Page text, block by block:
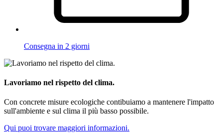
Consegna in 2 giorni
Lavoriamo nel rispetto del clima.
Con concrete misure ecologiche contibuiamo a mantenere l'impatto
sull'ambiente e sul clima il più basso possibile.
Qui puoi trovare maggiori informazioni.